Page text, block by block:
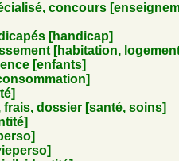
concours
[handicap]
[habitation,
[enfants]
dossier [santé, soins]